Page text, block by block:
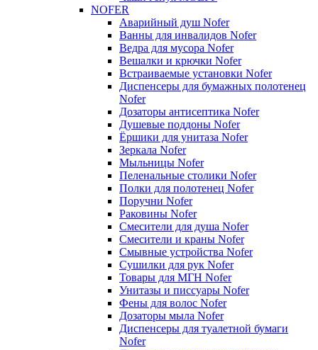
NOFER
Аварийный душ Nofer
Ванны для инвалидов Nofer
Ведра для мусора Nofer
Вешалки и крючки Nofer
Встраиваемые установки Nofer
Диспенсеры для бумажных полотенец
Nofer
Дозаторы антисептика Nofer
Душевые поддоны Nofer
Ёршики для унитаза Nofer
Зеркала Nofer
Мыльницы Nofer
Пеленальные столики Nofer
Полки для полотенец Nofer
Поручни Nofer
Раковины Nofer
Смесители для душа Nofer
Смесители и краны Nofer
Смывные устройства Nofer
Сушилки для рук Nofer
Товары для МГН Nofer
Унитазы и писсуары Nofer
Фены для волос Nofer
Дозаторы мыла Nofer
Диспенсеры для туалетной бумаги
Nofer